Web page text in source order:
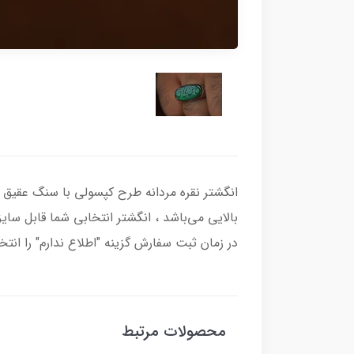
بالایی می‌باشد ، انگشتر انتخابی شما قابل
در زمان ثبت سفارش گزینه "اطلاع ندارم" را
محصولات مرتبط